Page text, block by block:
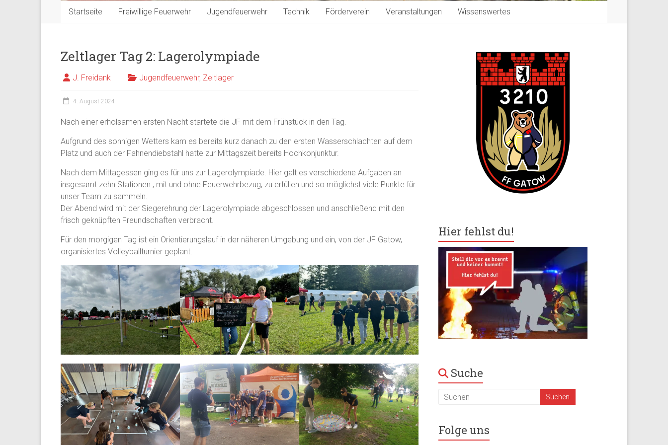
Startseite Freiwillige Feuerwehr Jugendfeuerwehr Technik Förderverein Veranstaltungen Wissenswertes
Zeltlager Tag 2: Lagerolympiade
J. Freidank Jugendfeuerwehr, Zeltlager
4. August 2024
Nach einer erholsamen ersten Nacht startete die JF mit dem Frühstück in den Tag.
Aufgrund des sonnigen Wetters kam es bereits kurz danach zu den ersten Wasserschlachten auf dem
Platz und auch der Fahnendiebstahl hatte zur Mittagszeit bereits Hochkonjunktur.
Nach dem Mittagessen ging es für uns zur Lagerolympiade. Hier galt es verschiedene Aufgaben an
insgesamt zehn Stationen , mit und ohne Feuerwehrbezug, zu erfüllen und so möglichst viele Punkte für
unser Team zu sammeln.
Der Abend wird mit der Siegerehrung der Lagerolympiade abgeschlossen und anschließend mit den
frisch geknüpften Freundschaften verbracht.
Für den morgigen Tag ist ein Orientierungslauf in der näheren Umgebung und ein, von der JF Gatow,
organisiertes Volleyballturnier geplant.
Hier fehlst du!
Suche
Folge uns